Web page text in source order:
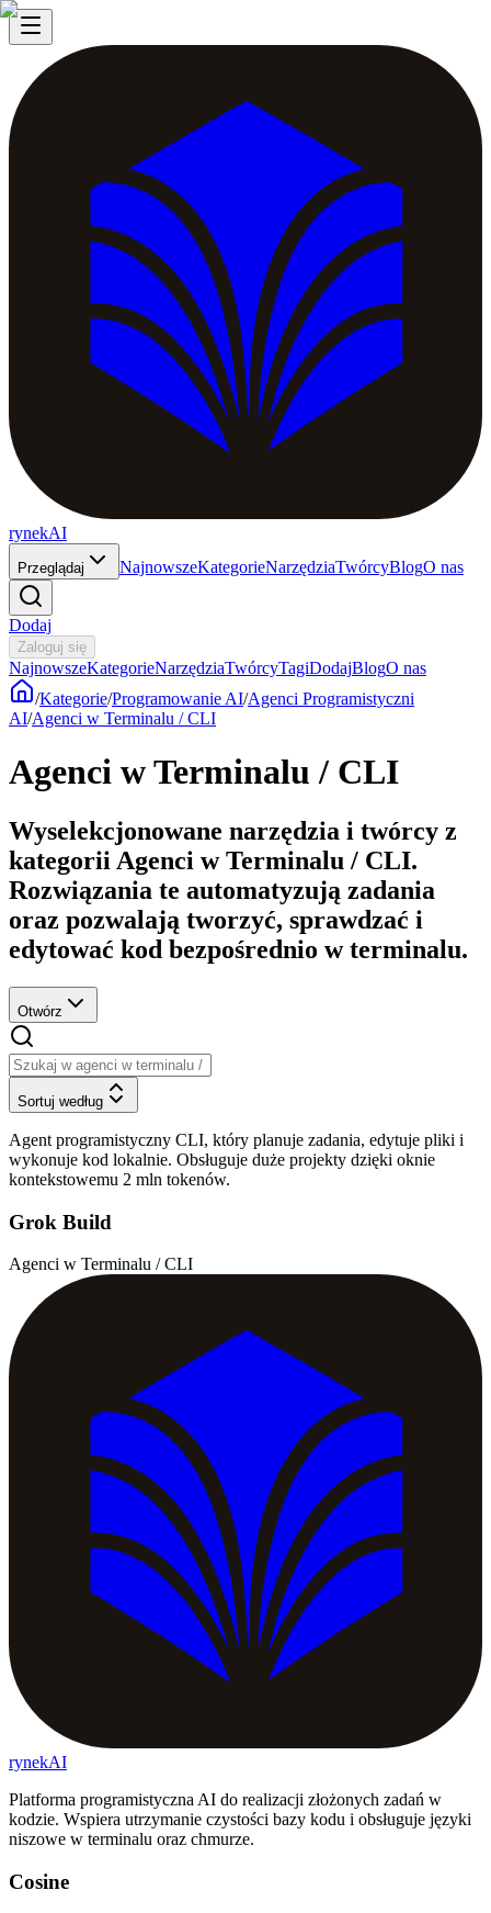
rynekAI
Przeglądaj NajnowszeKategorieNarzędziaTwórcyBlogO nas
Dodaj
Zaloguj się
NajnowszeKategorieNarzędziaTwórcyTagiDodajBlogO nas
/Kategorie/Programowanie AI/Agenci Programistyczni
AI/Agenci w Terminalu / CLI
Agenci w Terminalu / CLI
Wyselekcjonowane narzędzia i twórcy z
kategorii Agenci w Terminalu / CLI.
Rozwiązania te automatyzują zadania
oraz pozwalają tworzyć, sprawdzać i
edytować kod bezpośrednio w terminalu.
Otwórz
Sortuj według
Agent programistyczny CLI, który planuje zadania, edytuje pliki i
wykonuje kod lokalnie. Obsługuje duże projekty dzięki oknie
kontekstowemu 2 mln tokenów.
Grok Build
Agenci w Terminalu / CLI
rynekAI
Platforma programistyczna AI do realizacji złożonych zadań w
kodzie. Wspiera utrzymanie czystości bazy kodu i obsługuje języki
niszowe w terminalu oraz chmurze.
Cosine